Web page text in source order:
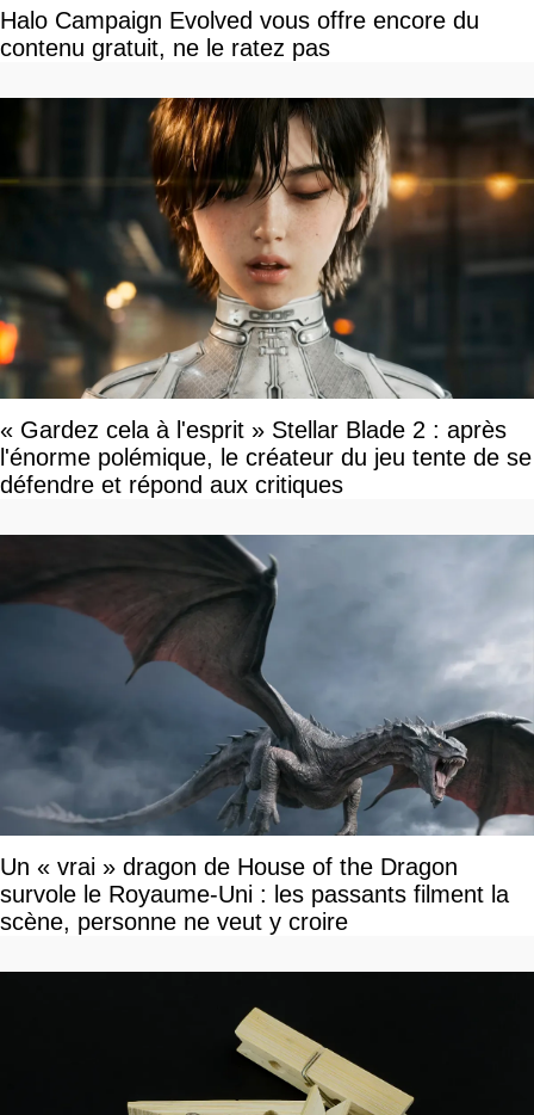
Halo Campaign Evolved vous offre encore du
contenu gratuit, ne le ratez pas
« Gardez cela à l'esprit » Stellar Blade 2 : après
l'énorme polémique, le créateur du jeu tente de se
défendre et répond aux critiques
Un « vrai » dragon de House of the Dragon
survole le Royaume-Uni : les passants filment la
scène, personne ne veut y croire